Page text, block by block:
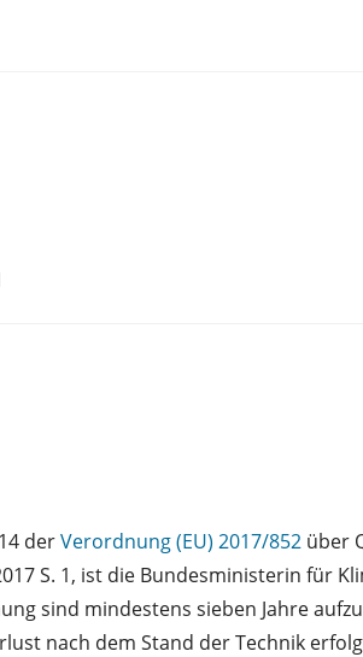
derVerordnung (EU) 2017/852 über
S. 1, ist die Bundesministerin
sind mindestens sieben Jahre
nach dem Stand der Technik